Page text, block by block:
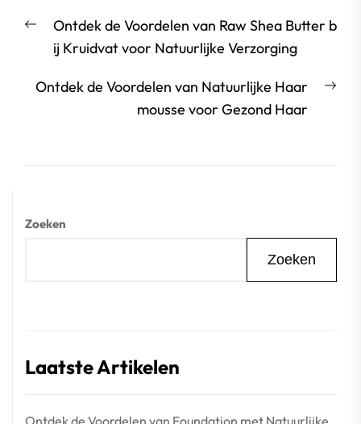
Vorige
bericht:
Ontdek de Voordelen van Raw Shea Butter b
ij Kruidvat voor Natuurlijke Verzorging
Ontdek de Voordelen van Natuurlijke Haar
mousse voor Gezond Haar
Zoeken
Zoeken
Laatste Artikelen
Ontdek de Voordelen van Foundation met Natuurlijke